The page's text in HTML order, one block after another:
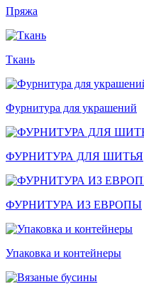
Пряжа
Ткань
Фурнитура для украшений
ФУРНИТУРА ДЛЯ ШИТЬЯ
ФУРНИТУРА ИЗ ЕВРОПЫ
Упаковка и контейнеры